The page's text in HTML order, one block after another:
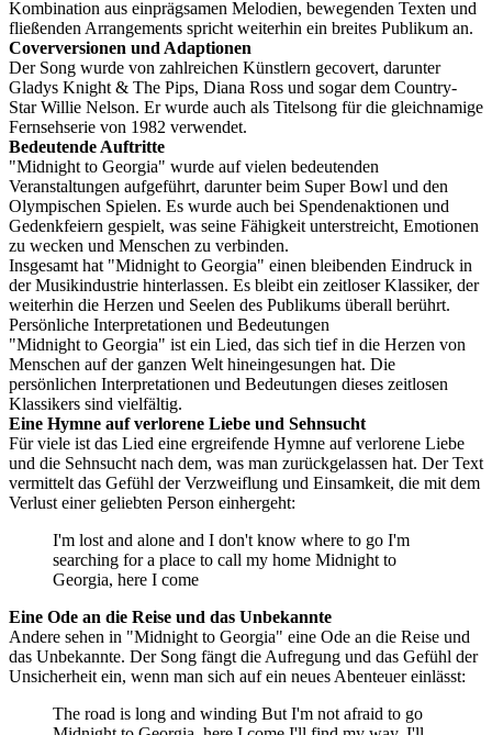
Kombination aus einprägsamen Melodien, bewegenden Texten und
fließenden Arrangements spricht weiterhin ein breites Publikum an.
Coverversionen und Adaptionen
Der Song wurde von zahlreichen Künstlern gecovert, darunter
Gladys Knight & The Pips, Diana Ross und sogar dem Country-
Star Willie Nelson. Er wurde auch als Titelsong für die gleichnamige
Fernsehserie von 1982 verwendet.
Bedeutende Auftritte
"Midnight to Georgia" wurde auf vielen bedeutenden
Veranstaltungen aufgeführt, darunter beim Super Bowl und den
Olympischen Spielen. Es wurde auch bei Spendenaktionen und
Gedenkfeiern gespielt, was seine Fähigkeit unterstreicht, Emotionen
zu wecken und Menschen zu verbinden.
Insgesamt hat "Midnight to Georgia" einen bleibenden Eindruck in
der Musikindustrie hinterlassen. Es bleibt ein zeitloser Klassiker, der
weiterhin die Herzen und Seelen des Publikums überall berührt.
Persönliche Interpretationen und Bedeutungen
"Midnight to Georgia" ist ein Lied, das sich tief in die Herzen von
Menschen auf der ganzen Welt hineingesungen hat. Die
persönlichen Interpretationen und Bedeutungen dieses zeitlosen
Klassikers sind vielfältig.
Eine Hymne auf verlorene Liebe und Sehnsucht
Für viele ist das Lied eine ergreifende Hymne auf verlorene Liebe
und die Sehnsucht nach dem, was man zurückgelassen hat. Der Text
vermittelt das Gefühl der Verzweiflung und Einsamkeit, die mit dem
Verlust einer geliebten Person einhergeht:
I'm lost and alone and I don't know where to go I'm
searching for a place to call my home Midnight to
Georgia, here I come
Eine Ode an die Reise und das Unbekannte
Andere sehen in "Midnight to Georgia" eine Ode an die Reise und
das Unbekannte. Der Song fängt die Aufregung und das Gefühl der
Unsicherheit ein, wenn man sich auf ein neues Abenteuer einlässt:
The road is long and winding But I'm not afraid to go